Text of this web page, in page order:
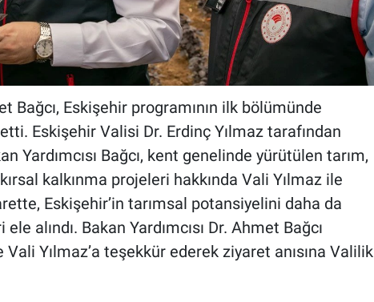
Bağcı, Eskişehir programının ilk bölümünde
Eskişehir Valisi Dr. Erdinç Yılmaz tarafından
Yardımcısı Bağcı, kent genelinde yürütülen tarım,
kırsal kalkınma projeleri hakkında Vali Yılmaz ile
Eskişehir’in tarımsal potansiyelini daha da
alındı. Bakan Yardımcısı Dr. Ahmet Bağcı
Yılmaz’a teşekkür ederek ziyaret anısına Valilik